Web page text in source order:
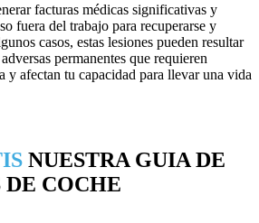
facturas médicas significativas y
fuera del trabajo para recuperarse y
casos, estas lesiones pueden resultar
permanentes que requieren
y afectan tu capacidad para llevar una vida
NUESTRA GUIA DE
COCHE